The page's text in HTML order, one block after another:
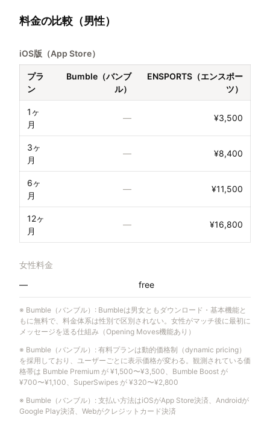
料金の比較（男性）
iOS版（App Store）
プラ
ン
Bumble（バンブ
ル）
ENSPORTS（エンスポー
ツ）
1ヶ
月
— ¥3,500
3ヶ
月
— ¥8,400
6ヶ
月
— ¥11,500
12ヶ
月
— ¥16,800
女性料金
—
free
※ Bumble（バンブル） : Bumbleは男女ともダウンロード・基本機能と
もに無料で、料金体系は性別で区別されない。女性がマッチ後に最初に
メッセージを送る仕組み（Opening Moves機能あり）
※ Bumble（バンブル） : 有料プランは動的価格制（dynamic pricing）
を採用しており、ユーザーごとに表示価格が変わる。観測されている価
格帯は Bumble Premium が ¥1,500〜¥3,500、Bumble Boost が
¥700〜¥1,100、SuperSwipes が ¥320〜¥2,800
※ Bumble（バンブル） : 支払い方法はiOSがApp Store決済、Androidが
Google Play決済、Webがクレジットカード決済